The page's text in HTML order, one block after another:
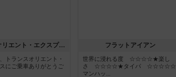
トランスオリエント・エクスプレス
トランスオリエント・
にご乗車ありがとうご
フラットアイアン
世界に浸れる度 ☆☆☆☆★楽し
さ ☆☆☆☆★タイパ ☆☆☆☆☆
マンハッ...